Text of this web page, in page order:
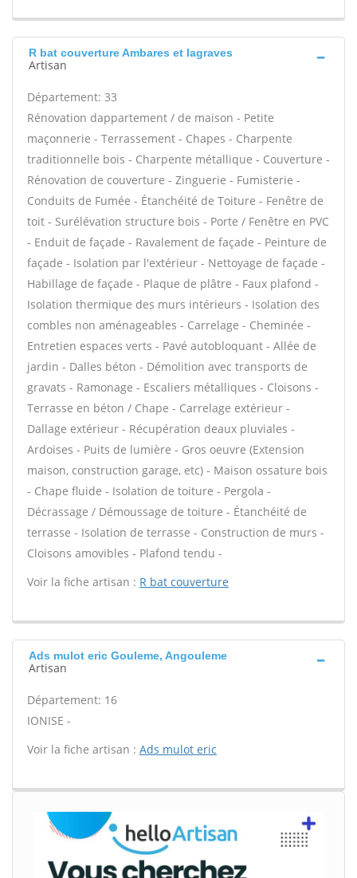
R bat couverture Ambares et lagraves
Artisan
Département: 33
Rénovation dappartement / de maison - Petite
maçonnerie - Terrassement - Chapes - Charpente
traditionnelle bois - Charpente métallique - Couverture -
Rénovation de couverture - Zinguerie - Fumisterie -
Conduits de Fumée - Étanchéité de Toiture - Fenêtre de
toit - Surélévation structure bois - Porte / Fenêtre en PVC
- Enduit de façade - Ravalement de façade - Peinture de
façade - Isolation par l'extérieur - Nettoyage de façade -
Habillage de façade - Plaque de plâtre - Faux plafond -
Isolation thermique des murs intérieurs - Isolation des
combles non aménageables - Carrelage - Cheminée -
Entretien espaces verts - Pavé autobloquant - Allée de
jardin - Dalles béton - Démolition avec transports de
gravats - Ramonage - Escaliers métalliques - Cloisons -
Terrasse en béton / Chape - Carrelage extérieur -
Dallage extérieur - Récupération deaux pluviales -
Ardoises - Puits de lumière - Gros oeuvre (Extension
maison, construction garage, etc) - Maison ossature bois
- Chape fluide - Isolation de toiture - Pergola -
Décrassage / Démoussage de toiture - Étanchéité de
terrasse - Isolation de terrasse - Construction de murs -
Cloisons amovibles - Plafond tendu -
Voir la fiche artisan : R bat couverture
Ads mulot eric Gouleme, Angouleme
Artisan
Département: 16
IONISE -
Voir la fiche artisan : Ads mulot eric